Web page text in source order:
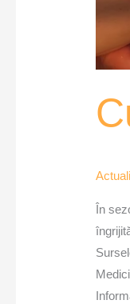
În